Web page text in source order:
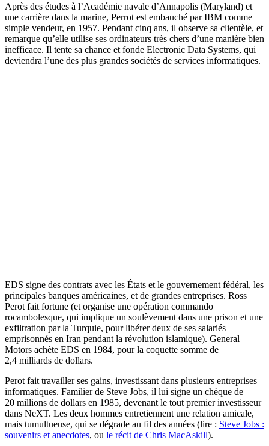
Après des études à l’Académie navale d’Annapolis (Maryland) et
une carrière dans la marine, Perrot est embauché par IBM comme
simple vendeur, en 1957. Pendant cinq ans, il observe sa clientèle, et
remarque qu’elle utilise ses ordinateurs très chers d’une manière bien
inefficace. Il tente sa chance et fonde Electronic Data Systems, qui
deviendra l’une des plus grandes sociétés de services informatiques.
EDS signe des contrats avec les États et le gouvernement fédéral, les
principales banques américaines, et de grandes entreprises. Ross
Perot fait fortune (et organise une opération commando
rocambolesque, qui implique un soulèvement dans une prison et une
exfiltration par la Turquie, pour libérer deux de ses salariés
emprisonnés en Iran pendant la révolution islamique). General
Motors achète EDS en 1984, pour la coquette somme de
2,4 milliards de dollars.
Perot fait travailler ses gains, investissant dans plusieurs entreprises
informatiques. Familier de Steve Jobs, il lui signe un chèque de
20 millions de dollars en 1985, devenant le tout premier investisseur
dans NeXT. Les deux hommes entretiennent une relation amicale,
mais tumultueuse, qui se dégrade au fil des années (lire : Steve Jobs :
souvenirs et anecdotes, ou le récit de Chris MacAskill).